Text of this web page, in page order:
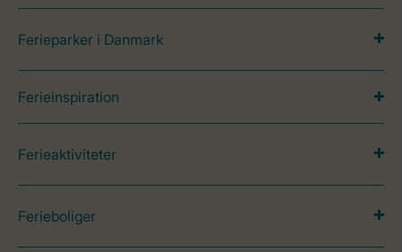
Ferieparker i Danmark
Ferieinspiration
Ferieaktiviteter
Ferieboliger